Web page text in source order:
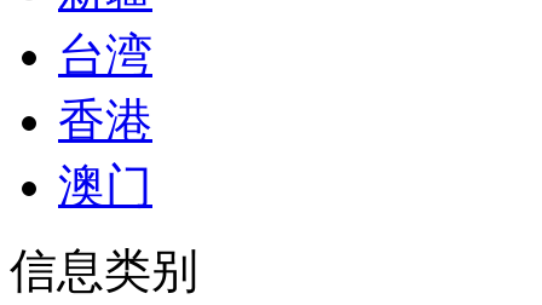
台湾
香港
澳门
信息类别